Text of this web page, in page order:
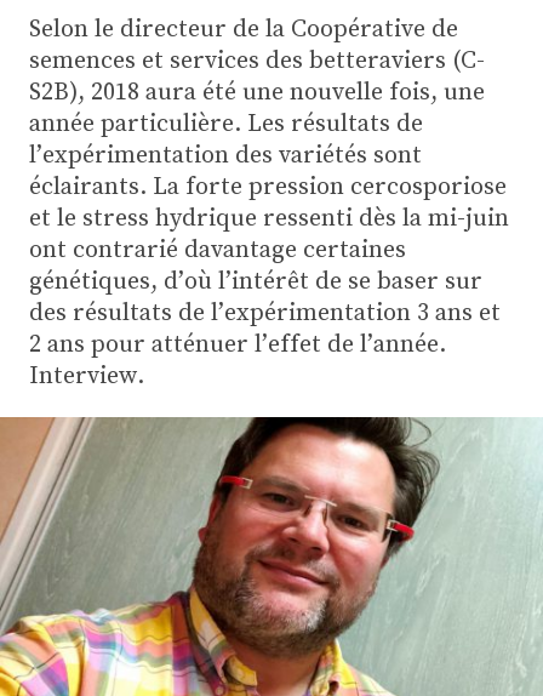
Pommes de terre
Guides pratiques
Chasse
Plus
Abonnez-vous
Selon le directeur de la Coopérative de
semences et services des betteraviers (C-
S2B), 2018 aura été une nouvelle fois, une
année particulière. Les résultats de
l’expérimentation des variétés sont
éclairants. La forte pression cercosporiose
et le stress hydrique ressenti dès la mi-juin
ont contrarié davantage certaines
génétiques, d’où l’intérêt de se baser sur
des résultats de l’expérimentation 3 ans et
2 ans pour atténuer l’effet de l’année.
Interview.